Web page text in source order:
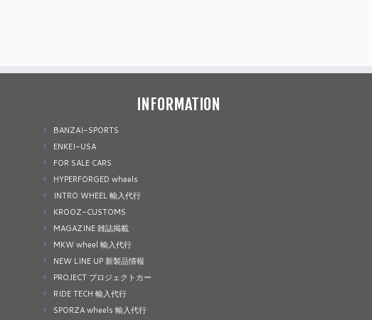
INFORMATION
BANZAI-SPORTS
ENKEI-USA
FOR SALE CARS
HYPERFORGED wheels
INTRO WHEEL 輸入代行
KROOZ-CUSTOMS
MAGAZINE 雑誌掲載
MKW wheel 輸入代行
NEW LINE UP 新製品情報
PROJECT プロジェクトカー
RIDE TECH 輸入代行
SPORZA wheels 輸入代行